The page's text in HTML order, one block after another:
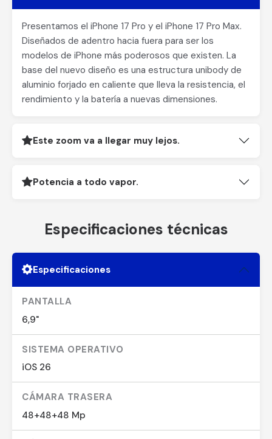
Presentamos el iPhone 17 Pro y el iPhone 17 Pro Max.
Diseñados de adentro hacia fuera para ser los
modelos de iPhone más poderosos que existen. La
base del nuevo diseño es una estructura unibody de
aluminio forjado en caliente que lleva la resistencia, el
rendimiento y la batería a nuevas dimensiones.
Este zoom va a llegar muy lejos.
Potencia a todo vapor.
Especificaciones técnicas
Especificaciones
PANTALLA
6,9"
SISTEMA OPERATIVO
iOS 26
CÁMARA TRASERA
48+48+48 Mp